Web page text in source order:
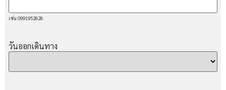
เช่น 0991952828
วันออกเดินทาง